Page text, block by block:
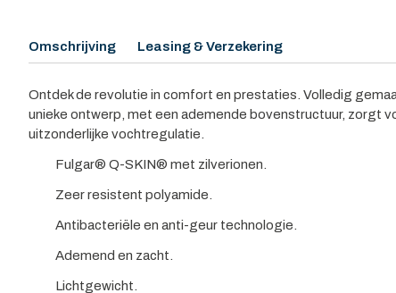
Omschrijving Leasing & Verzekering
Ontdek de revolutie in comfort en prestaties. Volledig
unieke ontwerp, met een ademende bovenstructuur, zorgt
uitzonderlijke vochtregulatie.
Fulgar® Q-SKIN® met zilverionen.
Zeer resistent polyamide.
Antibacteriële en anti-geur technologie.
Ademend en zacht.
Lichtgewicht.